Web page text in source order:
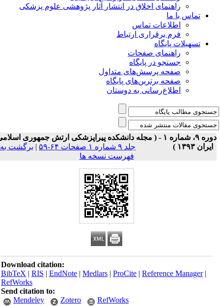
راهنمای اخلاق در انتشار آثار پژوهشی علوم پزشکی
تماس با ما
اطلاعات تماس
فرم برقراری ارتباط
تسهیلات پایگاه
راهنمای صفحات
جستجو در پایگاه
صفحه پرسش‌های متداول
صفحه برترین‌های پایگاه
اطلاع‌رسانی به دوستان
دوره ۹، شماره ۱ - ( مجله دانشکده پیراپزشکی ارتش جمهوری اسلامی
ایران ۱۳۹۳ )
جلد ۹ شماره ۱ صفحات ۶۴-۵۹ |برگشت به
فهرست نسخه ها
Download citation:
BibTeX|RIS|EndNote|Medlars|ProCite|Reference Manager
RefWorks
Send citation to:
Mendeley
Zotero RefWorks